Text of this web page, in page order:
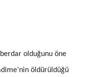
olduğunu öne
öldürüldüğü